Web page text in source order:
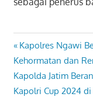
Navigasi
pos
Previous
Post:
Kapolres Ngawi
Kehormatan dan
Next
Post:
Kapolda Jatim
Kapolri Cup 2024 di